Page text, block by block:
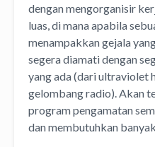
dengan mengorganisir
luas, di mana apabila
menampakkan gejala
segera diamati dengan
yang ada (dari ultraviolet
gelombang radio). Akan
program pengamatan
dan membutuhkan